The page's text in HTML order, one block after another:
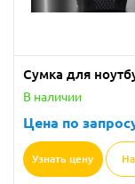
Сумка для
В наличии
Цена по
Узнать цену